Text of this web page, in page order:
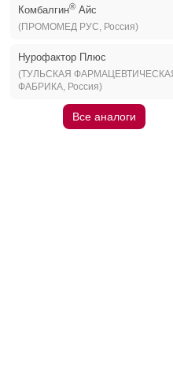
Комбалгин®Айс
(ПРОМОМЕД РУС, Россия)
Нурофактор Плюс
(ТУЛЬСКАЯ
ФАБРИКА, Россия)
Все аналоги